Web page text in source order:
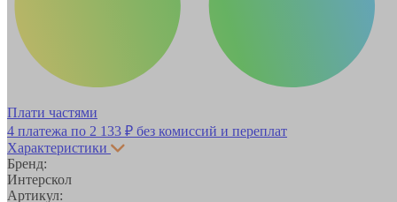
Плати частями
4 платежа по 2 133 ₽ без комиссий и переплат
Характеристики
Бренд:
Интерскол
Артикул: